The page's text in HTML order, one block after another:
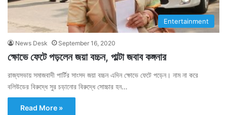
Entertainment
News Desk September 16, 2020
ক্ষোভে ফেটে পড়লেন জয়া বচ্চন, পাল্টা জবাব কঙ্গনার
রাজ্যসভায় সমাজবাদী পার্টির সাংসদ জয়া বচ্চন এদিন ক্ষোভে ফেটে পড়েন। নাম না করে
বলিউডের বিরুদ্ধে সুর চড়ানোর বিরুদ্ধে সোচ্চার হন…
Read More »